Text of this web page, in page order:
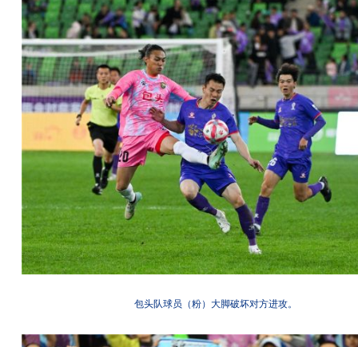
包头队球员（粉）大脚破坏对方进攻。